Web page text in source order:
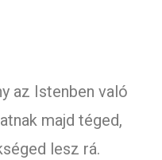
az Istenben való
majd téged,
lesz rá.